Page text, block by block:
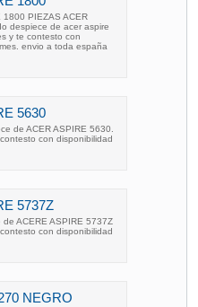
1800 PIEZAS ACER
despiece de acer aspire
y te contesto con
envio a toda españa
5630
de ACER ASPIRE 5630.
con disponibilidad
5737Z
ACERE ASPIRE 5737Z
con disponibilidad
NEGRO